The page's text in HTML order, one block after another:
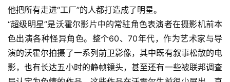
他把所有走进“工厂”的人都打造成了明星。
“超级明星”是沃霍尔影片中的常驻角色表演者在摄影机前本
色出演各种怪异角色。整个60、70年代，作为艺术家与导
演的沃霍尔拍摄了一系列前卫影像，其中既有叙事松散的电
影，也有长达五小时的静帧镜头，甚至还有一些被联邦调查